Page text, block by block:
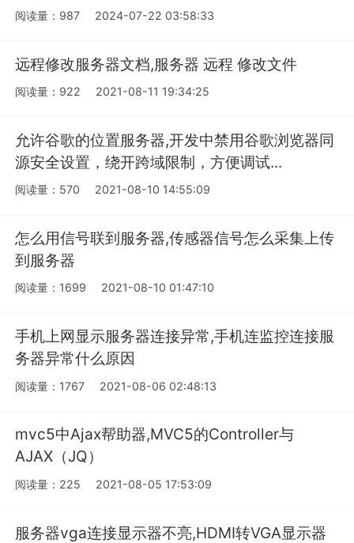
阅读量：987 2024-07-22 03:58:33
远程修改服务器文档,服务器 远程 修改文件
阅读量：922 2021-08-11 19:34:25
允许谷歌的位置服务器,开发中禁用谷歌浏览器同
源安全设置，绕开跨域限制，方便调试...
阅读量：570 2021-08-10 14:55:09
怎么用信号联到服务器,传感器信号怎么采集上传
到服务器
阅读量：1699 2021-08-10 01:47:10
手机上网显示服务器连接异常,手机连监控连接服
务器异常什么原因
阅读量：1767 2021-08-06 02:48:13
mvc5中Ajax帮助器,MVC5的Controller与
AJAX（JQ）
阅读量：225 2021-08-05 17:53:09
服务器vga连接显示器不亮,HDMI转VGA显示器